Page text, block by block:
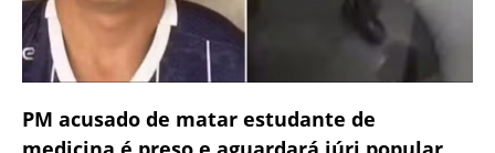
PM acusado de matar estudante de